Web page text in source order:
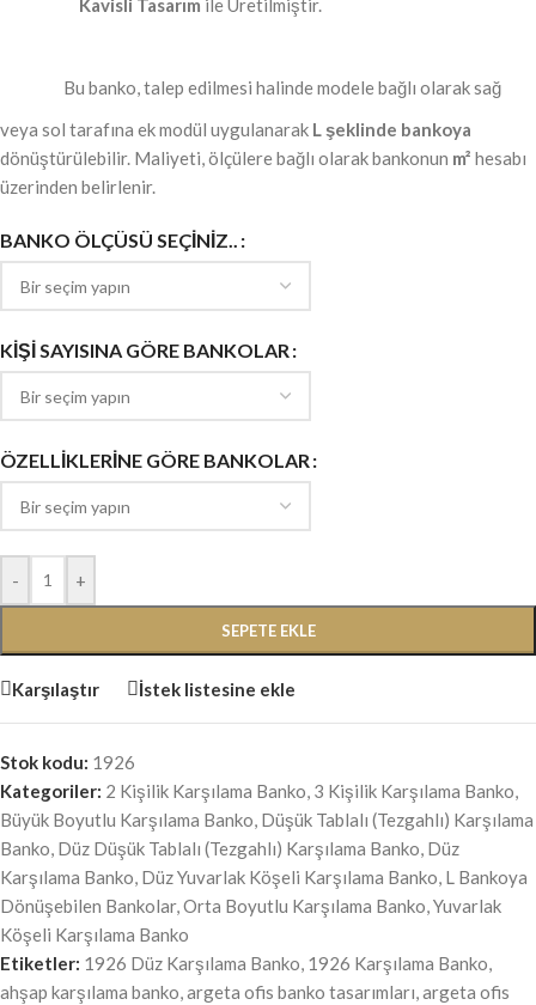
Kavisli Tasarım ile Üretilmiştir.
Bu banko, talep edilmesi halinde modele bağlı olarak sağ
veya sol tarafına ek modül uygulanarak L şeklinde bankoya
dönüştürülebilir. Maliyeti, ölçülere bağlı olarak bankonun m² hesabı
üzerinden belirlenir.
BANKO ÖLÇÜSÜ SEÇINIZ..
KIŞI SAYISINA GÖRE BANKOLAR
ÖZELLIKLERINE GÖRE BANKOLAR
- +
SEPETE EKLE
Karşılaştır İstek listesine ekle
Stok kodu: 1926
Kategoriler: 2 Kişilik Karşılama Banko, 3 Kişilik Karşılama Banko,
Büyük Boyutlu Karşılama Banko, Düşük Tablalı (Tezgahlı) Karşılama
Banko, Düz Düşük Tablalı (Tezgahlı) Karşılama Banko, Düz
Karşılama Banko, Düz Yuvarlak Köşeli Karşılama Banko, L Bankoya
Dönüşebilen Bankolar,Orta Boyutlu Karşılama Banko,Yuvarlak
Köşeli Karşılama Banko
Etiketler: 1926 Düz Karşılama Banko, 1926 Karşılama Banko,
ahşap karşılama banko,argeta ofis banko tasarımları,argeta ofis